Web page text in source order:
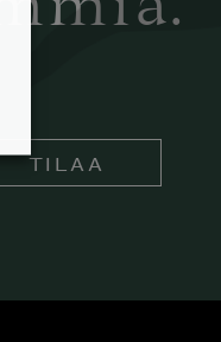
TILAA